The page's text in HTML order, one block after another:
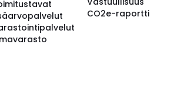
CO2e-raportti